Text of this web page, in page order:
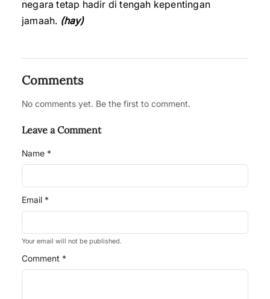
negara tetap hadir di tengah kepentingan
jamaah. (hay)
Comments
No comments yet. Be the first to comment.
Leave a Comment
Name *
Email *
Your email will not be published.
Comment *